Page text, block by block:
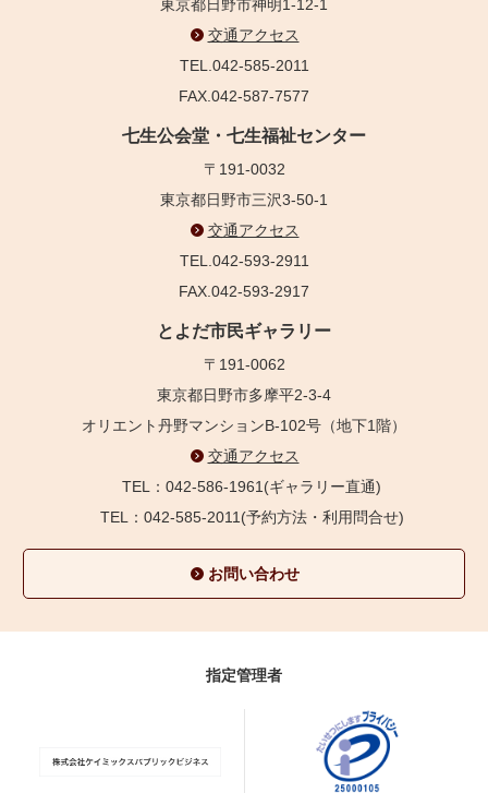
東京都日野市神明1-12-1
交通アクセス
TEL.042-585-2011
FAX.042-587-7577
七生公会堂・七生福祉センター
〒191-0032
東京都日野市三沢3-50-1
交通アクセス
TEL.042-593-2911
FAX.042-593-2917
とよだ市民ギャラリー
〒191-0062
東京都日野市多摩平2-3-4
オリエント丹野マンションB-102号（地下1階）
交通アクセス
TEL：042-586-1961(ギャラリー直通)
TEL：042-585-2011(予約方法・利用問合せ)
お問い合わせ
指定管理者